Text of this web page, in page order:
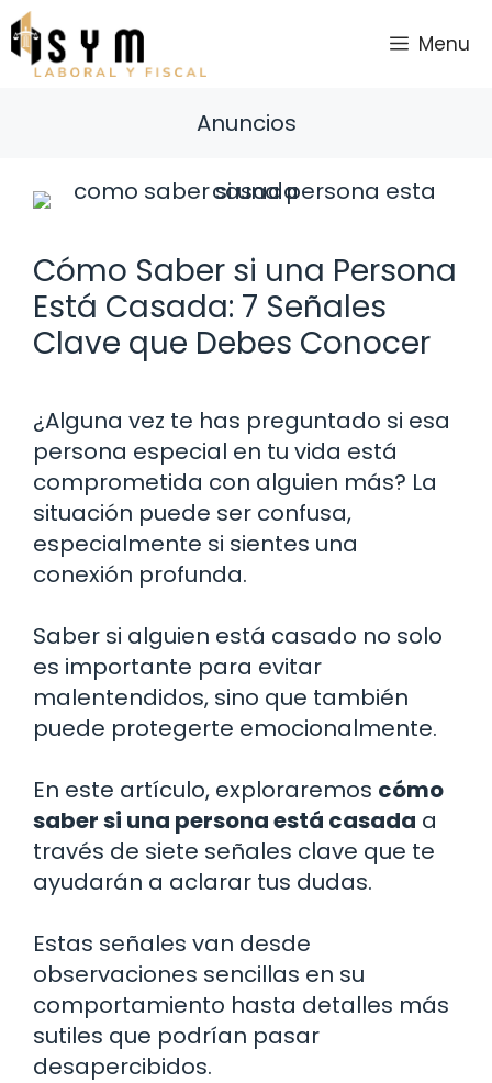
Saltar
al
contenido
Menu
Anuncios
Cómo Saber si una Persona
Está Casada: 7 Señales
Clave que Debes Conocer
¿Alguna vez te has preguntado si esa
persona especial en tu vida está
comprometida con alguien más? La
situación puede ser confusa,
especialmente si sientes una
conexión profunda.
Saber si alguien está casado no solo
es importante para evitar
malentendidos, sino que también
puede protegerte emocionalmente.
En este artículo, exploraremos cómo
saber si una persona está casada a
través de siete señales clave que te
ayudarán a aclarar tus dudas.
Estas señales van desde
observaciones sencillas en su
comportamiento hasta detalles más
sutiles que podrían pasar
desapercibidos.